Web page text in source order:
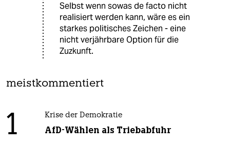
Selbst wenn sowas de facto nicht
realisiert werden kann, wäre es ein
starkes politisches Zeichen - eine
nicht verjährbare Option für die
Zuzkunft.
meistkommentiert
1 Krise der Demokratie
AfD-Wählen als Triebabfuhr